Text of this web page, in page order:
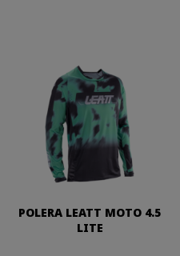
POLERA LEATT MOTO 4.5
LITE